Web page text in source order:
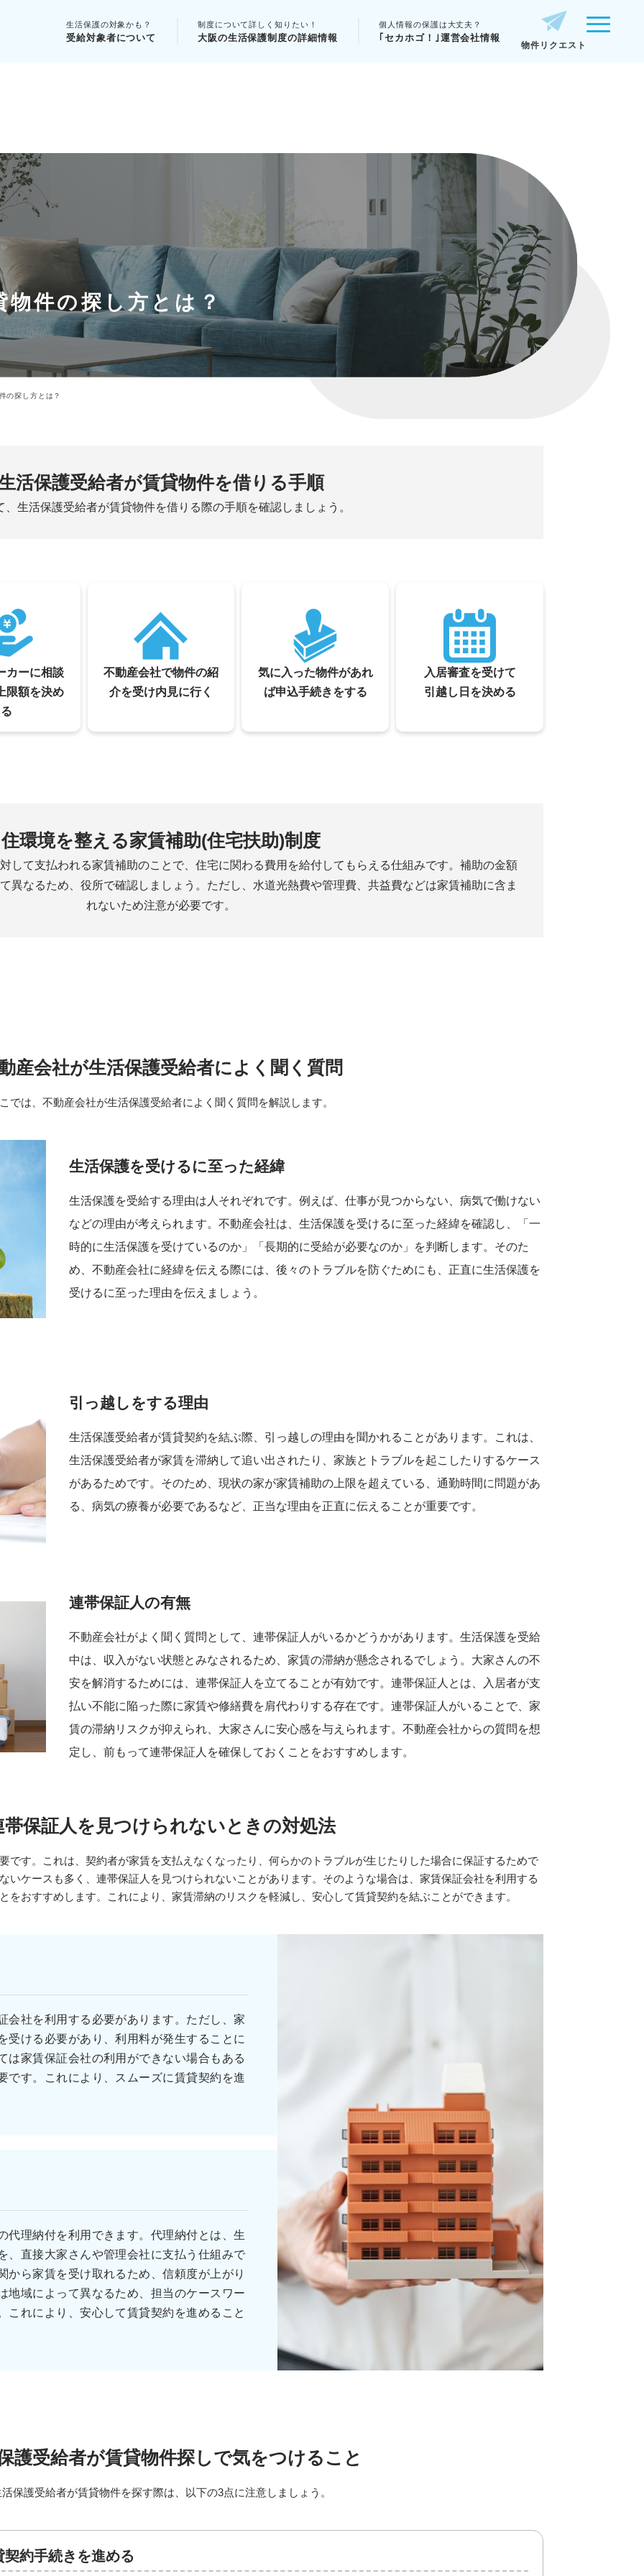
生活保護の対象かも？
受給対象者について
制度について詳しく知りたい！
大阪の生活保護制度の詳細情報
個人情報の保護は大丈夫？
｢セカホゴ！｣運営会社情報
物件リクエスト
物件の探し方とは？
の探し方とは？
活保護受給者が賃貸物件を借りる手順
、生活保護受給者が賃貸物件を借りる際の手順を確認しましょう。
カーに相談
限額を決め
る
不動産会社で物件の紹
介を受け内見に行く
気に入った物件があれ
ば申込手続きをする
入居審査を受けて
引越し日を決める
住環境を整える家賃補助(住宅扶助)制度
して支払われる家賃補助のことで、住宅に関わる費用を給付してもらえる仕組みです。補助の金額
異なるため、役所で確認しましょう。ただし、水道光熱費や管理費、共益費などは家賃補助に含ま
れないため注意が必要です。
産会社が生活保護受給者によく聞く質問
では、不動産会社が生活保護受給者に よく聞く質問を解説します。
生活保護を受けるに至った経緯
生活保護を受給する理由は人それぞれです。例えば、仕事が見つからない、病気で働けない
などの理由が考えられます。不動産会社は、生活保護を受けるに至った経緯を確認し、「一
時的に生活保護を受けているのか」「長期的に受給が必要なのか」を判断します。そのた
め、不動産会社に経緯を伝える際には、後々のトラブルを防ぐためにも、正直に生活保護を
受けるに至った理由を伝えましょう。
引っ越しをする理由
生活保護受給者が賃貸契約を結ぶ際、引っ越しの理由を聞かれることがあります。これは、
生活保護受給者が家賃を滞納して追い出されたり、家族とトラブルを起こしたりするケース
があるためです。そのため、現状の家が家賃補助の上限を超えている、通勤時間に問題があ
る、病気の療養が必要であるなど、正当な理由を正直に伝えることが重要です。
連帯保証人の有無
不動産会社がよく聞く質問として、連帯保証人がいるかどうかがあります。生活保護を受給
中は、収入がない状態とみなされるため、家賃の滞納が懸念されるでしょう。大家さんの不
安を解消するためには、連帯保証人を立てることが有効です。連帯保証人とは、入居者が支
払い不能に陥った際に家賃や修繕費を肩代わりする存在です。連帯保証人がいることで、家
賃の滞納リスクが抑えられ、大家さんに安心感を与えられます。不動産会社からの質問を想
定し、前もって連帯保証人を確保しておくことをおすすめします。
帯保証人を見つけられないときの対処法
です。これは、契約者が家賃を支払えなくなったり、何らかのトラブルが生じたりした場合に保証するためで
いケースも多く、連帯保証人を見つけられないことがあります。そのような場合は、家賃保証会社を利用する
をおすすめします。これにより、家賃滞納のリスクを軽減し、安心して賃貸契約を結ぶことができます。
会社を利用する必要があります。ただし、家
受ける必要があり、利用料が発生することに
は家賃保証会社の利用ができない場合もある
です。これにより、スムーズに賃貸契約を進
代理納付を利用できます。代理納付とは、生
、直接大家さんや管理会社に支払う仕組みで
から家賃を受け取れるため、信頼度が上がり
地域によって異なるため、担当のケースワー
これにより、安心して賃貸契約を進めること
護受給者が賃貸物件探しで気をつけること
保護受給者が賃貸物件を探す際は、以下の3点に注意しましょう。
約手続きを進める